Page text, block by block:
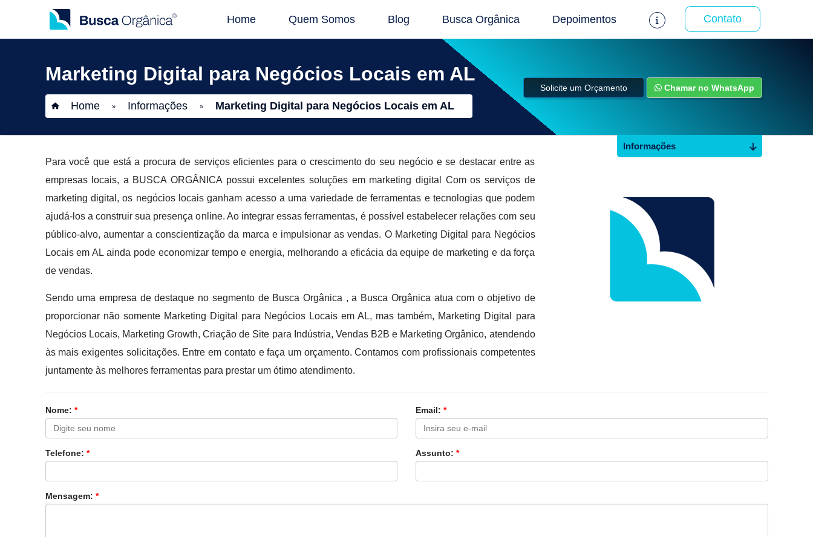
Home Quem Somos Blog Busca Orgânica Depoimentos Contato
Marketing Digital para Negócios Locais em AL
Home » Informações » Marketing Digital para Negócios Locais em AL
Solicite um Orçamento Chamar no WhatsApp
Para você que está a procura de serviços eficientes para o crescimento do seu negócio e se destacar entre as
empresas locais, a BUSCA ORGÂNICA possui excelentes soluções em marketing digital Com os serviços de
marketing digital, os negócios locais ganham acesso a uma variedade de ferramentas e tecnologias que podem
ajudá-los a construir sua presença online. Ao integrar essas ferramentas, é possível estabelecer relações com seu
público-alvo, aumentar a conscientização da marca e impulsionar as vendas. O Marketing Digital para Negócios
Locais em AL ainda pode economizar tempo e energia, melhorando a eficácia da equipe de marketing e da força
de vendas.
Sendo uma empresa de destaque no segmento de Busca Orgânica , a Busca Orgânica atua com o objetivo de
proporcionar não somente Marketing Digital para Negócios Locais em AL, mas também, Marketing Digital para
Negócios Locais, Marketing Growth, Criação de Site para Indústria, Vendas B2B e Marketing Orgânico, atendendo
às mais exigentes solicitações. Entre em contato e faça um orçamento. Contamos com profissionais competentes
juntamente às melhores ferramentas para prestar um ótimo atendimento.
Nome: * Email: *
Telefone: * Assunto: *
Mensagem: *
Informações